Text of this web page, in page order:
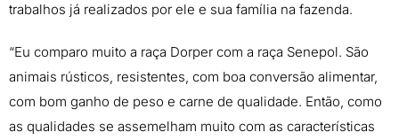
trabalhos já realizados por ele e sua família na fazenda.
“Eu comparo muito a raça Dorper com a raça Senepol. São
animais rústicos, resistentes, com boa conversão alimentar,
com bom ganho de peso e carne de qualidade. Então, como
as qualidades se assemelham muito com as características